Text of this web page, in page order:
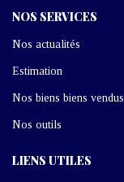
NOS SERVICES
Nos actualités
Estimation
Nos biens biens vendus
Nos outils
LIENS UTILES